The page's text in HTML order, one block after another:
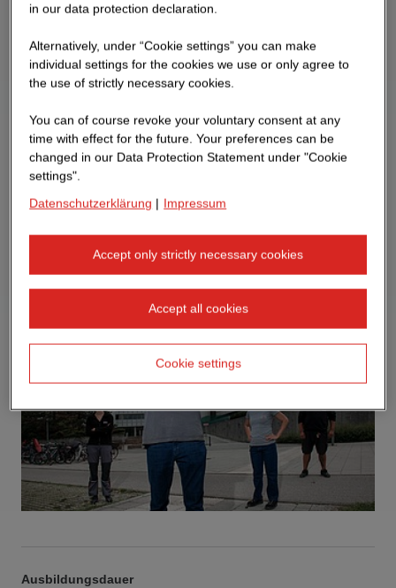
Ausbildungsdauer
in our data protection declaration.
Alternatively, under “Cookie settings” you can make
individual settings for the cookies we use or only agree to
the use of strictly necessary cookies.
You can of course revoke your voluntary consent at any
time with effect for the future. Your preferences can be
changed in our Data Protection Statement under "Cookie
settings".
Datenschutzerklärung | Impressum
Accept only strictly necessary cookies
Accept all cookies
Cookie settings